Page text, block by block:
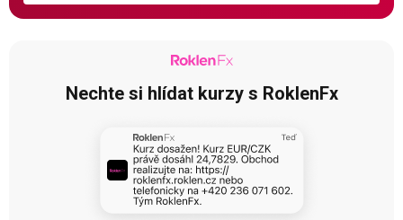
Nechte si hlídat kurzy s RoklenFx